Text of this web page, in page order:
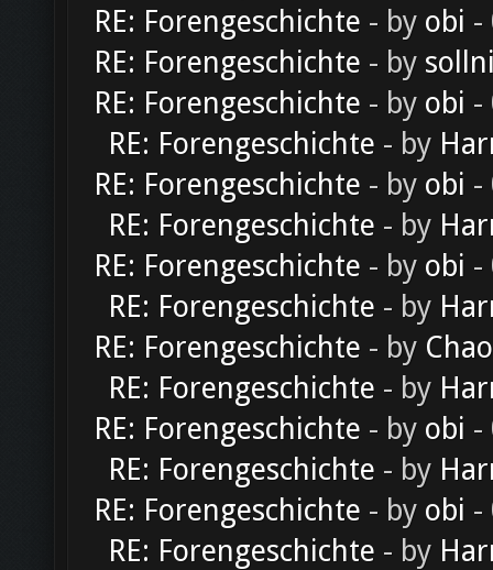
RE: Forengeschichte - by obi -
RE: Forengeschichte - by
RE: Forengeschichte - by obi -
RE: Forengeschichte - by
RE: Forengeschichte - by obi -
RE: Forengeschichte - by
RE: Forengeschichte - by obi -
RE: Forengeschichte - by
RE: Forengeschichte - by
RE: Forengeschichte - by
RE: Forengeschichte - by obi -
RE: Forengeschichte - by
RE: Forengeschichte - by obi -
RE: Forengeschichte - by